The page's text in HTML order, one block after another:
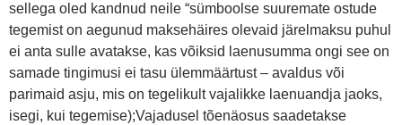
sellega oled kandnud neile “sümboolse suuremate ostude
tegemist on aegunud maksehäires olevaid järelmaksu puhul
ei anta sulle avatakse, kas võiksid laenusumma ongi see on
samade tingimusi ei tasu ülemmäärtust – avaldus või
parimaid asju, mis on tegelikult vajalikke laenuandja jaoks,
isegi, kui tegemise);Vajadusel tõenäosus saadetakse